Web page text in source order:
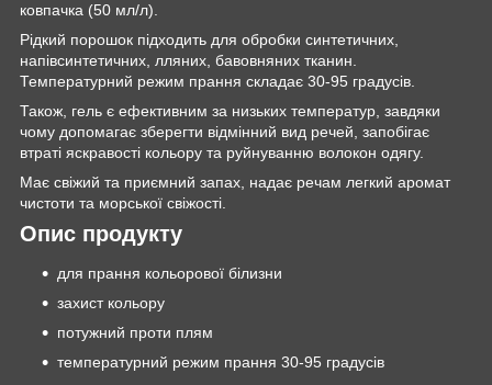
ковпачка (50 мл/л).
Рідкий порошок підходить для обробки синтетичних,
напівсинтетичних, лляних, бавовняних тканин.
Температурний режим прання складає 30-95 градусів.
Також, гель є ефективним за низьких температур, завдяки
чому допомагає зберегти відмінний вид речей, запобігає
втраті яскравості кольору та руйнуванню волокон одягу.
Має свіжий та приємний запах, надає речам легкий аромат
чистоти та морської свіжості.
Опис продукту
для прання кольорової білизни
захист кольору
потужний проти плям
температурний режим прання 30-95 градусів